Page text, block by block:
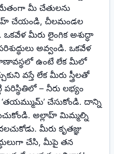
మీ చేతులను
చేయండి, చీలమండల
మీరు లైంగిక అశుద్ధా
అవ్వండి. ఒకవేళ
ఉంటే లేక మీలో
వస్తే లేక మీరు స్త్రీలతో
– నీరు లభ్యం
చేసుకోండి. దాన్ని
అల్లాహ్‌ మిమ్మల్ని
మీరు కృతజ్ఞు
చేసి, మీపై తన